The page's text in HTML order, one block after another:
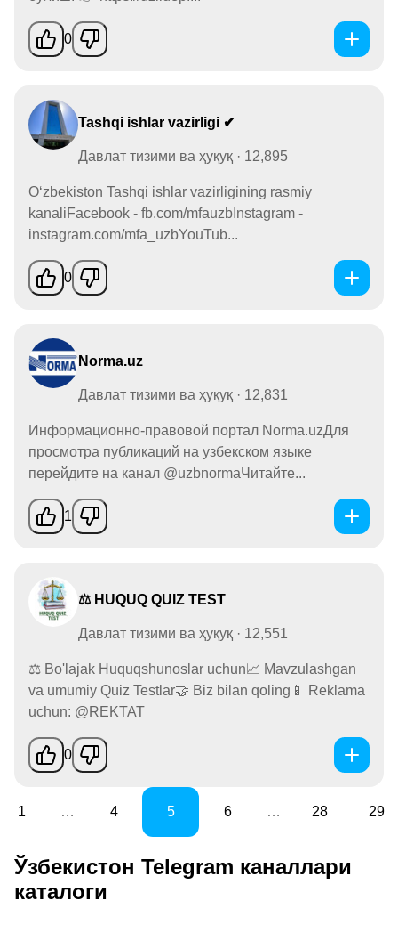
0
Tashqi ishlar vazirligi ✔
Давлат тизими ва ҳуқуқ · 12,895
O‘zbekiston Tashqi ishlar vazirligining rasmiy
kanaliFacebook - fb.com/mfauzbInstagram -
instagram.com/mfa_uzbYouTub...
0
Norma.uz
Давлат тизими ва ҳуқуқ · 12,831
Информационно-правовой портал Norma.uzДля
просмотра публикаций на узбекском языке
перейдите на канал @uzbnormaЧитайте...
1
⚖ HUQUQ QUIZ TEST
Давлат тизими ва ҳуқуқ · 12,551
⚖ Bo'lajak Huquqshunoslar uchun📈 Mavzulashgan
va umumiy Quiz Testlar🤝 Biz bilan qoling📱 Reklama
uchun: @REKTAT
0
1 … 4 5 6 … 28 29
Ўзбекистон Telegram каналлари
каталоги